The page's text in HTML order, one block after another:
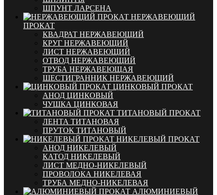
ШПУНТ ЛАРСЕНА
НЕРЖАВЕЮЩИЙ
ПРОКАТ
КВАДРАТ НЕРЖАВЕЮЩИЙ
КРУГ НЕРЖАВЕЮЩИЙ
ЛИСТ НЕРЖАВЕЮЩИЙ
ОТВОД НЕРЖАВЕЮЩИЙ
ТРУБА НЕРЖАВЕЮЩАЯ
ШЕСТИГРАННИК НЕРЖАВЕЮЩИЙ
ЦИНКОВЫЙ ПРОКАТ
АНОД ЦИНКОВЫЙ
ЧУШКА ЦИНКОВАЯ
ТИТАНОВЫЙ ПРОКАТ
ЛЕНТА ТИТАНОВАЯ
ПРУТОК ТИТАНОВЫЙ
НИКЕЛЕВЫЙ ПРОКАТ
АНОД НИКЕЛЕВЫЙ
КАТОД НИКЕЛЕВЫЙ
ЛИСТ МЕДНО-НИКЕЛЕВЫЙ
ПРОВОЛОКА НИКЕЛЕВАЯ
ТРУБА МЕДНО-НИКЕЛЕВАЯ
АЛЮМИНИЕВЫЙ